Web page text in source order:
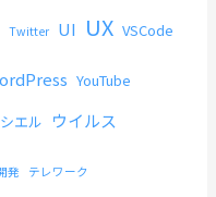
Twitter UI UX VSCode
YouTube
エル ウイルス
発 テレワーク